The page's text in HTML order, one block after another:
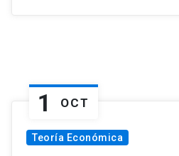
1 OCT
Teoría Económica